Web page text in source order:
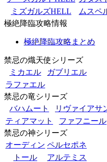
ミズガルズHELL
ムスペ
極絶降臨攻略情報
極絶降臨攻略まとめ
禁忌の熾天使シリーズ
ミカエル
ガブリエル
ラファエル
禁忌の竜シリーズ
バハムート
リヴァイアサ
ティアマット
ファフニール
禁忌の神シリーズ
オーディン ペルセポネ
トール
アルテミス